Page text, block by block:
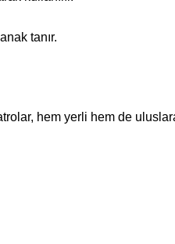
tanır.
hem yerli hem de